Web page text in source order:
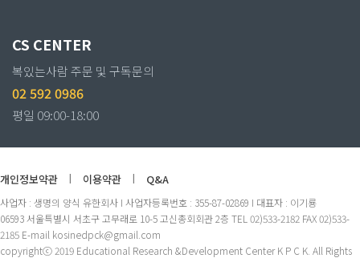
CS CENTER
복있는사람 주문 및 구독문의
02 592 0986
평일 09:00-18:00
개인정보약관 | 이용약관 | Q&A
사업자 : 생명의 양식 유한회사 I 사업자등록번호 : 355-87-02869 I 대표자 : 이기룡
06593 서울특별시 서초구 고무래로 10-5 고신총회회관 2층 TEL 02)533-2182 FAX 02)533-
2185 E-mail kosinedpck@gmail.com
copyrightⓒ 2019 Educational Research &Development Center K P C K. All Rights